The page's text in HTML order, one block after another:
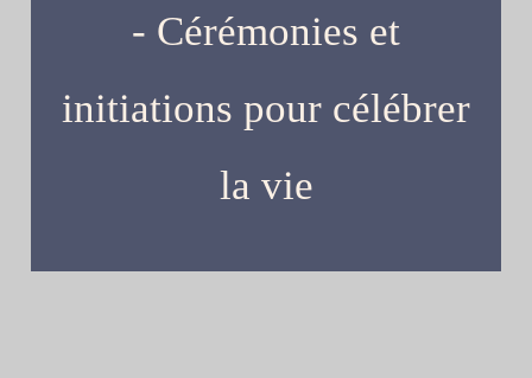
- Cérémonies et
initiations pour célébrer
la vie